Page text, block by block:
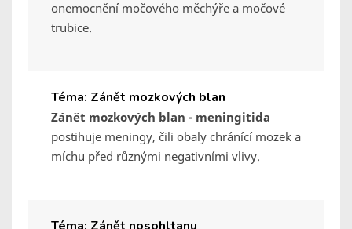
onemocnění močového měchýře a močové
trubice.
Téma: Zánět mozkových blan
Zánět mozkových blan - meningitida
postihuje meningy, čili obaly chránící mozek a
míchu před různými negativními vlivy.